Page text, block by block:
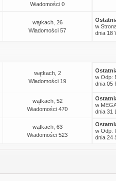
Wiadomości 0
wątkach, 26
Wiadomości 57
w
dnia 18
wątkach, 2
Wiadomości 19
wOdp:
dnia 05
wątkach, 52
Wiadomości 470
w
dnia 31
wątkach, 63
Wiadomości 523
wOdp:
dnia 24